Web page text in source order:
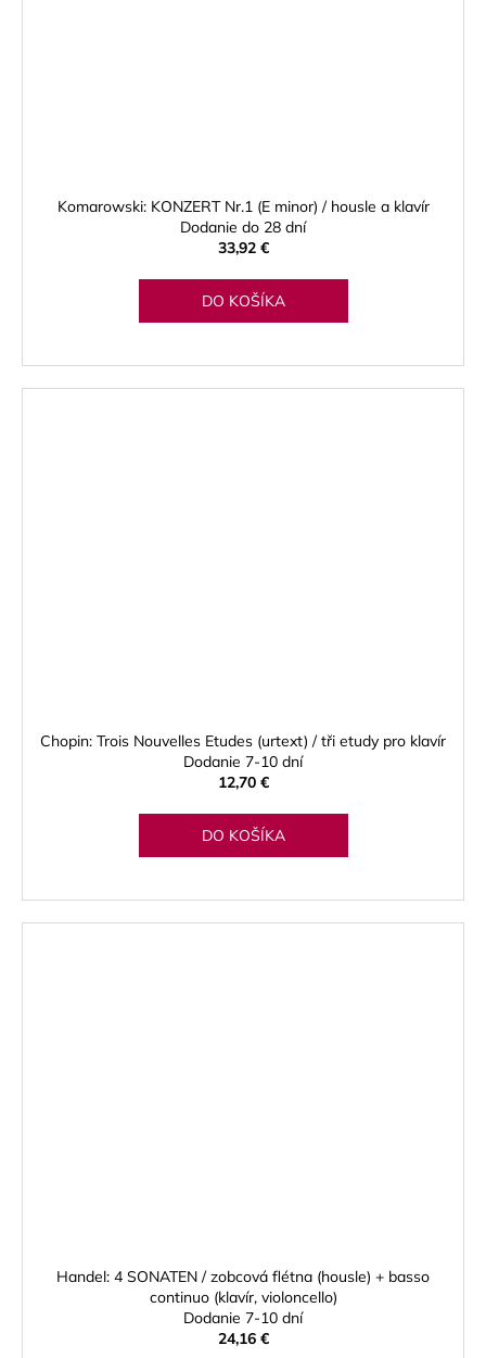
Komarowski: KONZERT Nr.1 (E minor) / housle a klavír
Dodanie do 28 dní
33,92 €
DO KOŠÍKA
Chopin: Trois Nouvelles Etudes (urtext) / tři etudy pro klavír
Dodanie 7-10 dní
12,70 €
DO KOŠÍKA
Handel: 4 SONATEN / zobcová flétna (housle) + basso
continuo (klavír, violoncello)
Dodanie 7-10 dní
24,16 €